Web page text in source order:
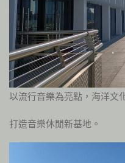
以流行音樂為亮點，海洋文
打造音樂休閒新基地。